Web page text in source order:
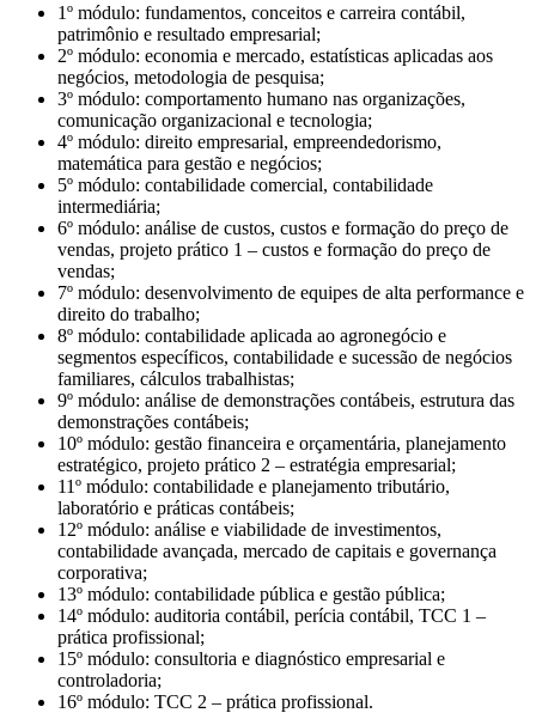
1º módulo: fundamentos, conceitos e carreira contábil,
patrimônio e resultado empresarial;
2º módulo: economia e mercado, estatísticas aplicadas aos
negócios, metodologia de pesquisa;
3º módulo: comportamento humano nas organizações,
comunicação organizacional e tecnologia;
4º módulo: direito empresarial, empreendedorismo,
matemática para gestão e negócios;
5º módulo: contabilidade comercial, contabilidade
intermediária;
6º módulo: análise de custos, custos e formação do preço de
vendas, projeto prático 1 – custos e formação do preço de
vendas;
7º módulo: desenvolvimento de equipes de alta performance e
direito do trabalho;
8º módulo: contabilidade aplicada ao agronegócio e
segmentos específicos, contabilidade e sucessão de negócios
familiares, cálculos trabalhistas;
9º módulo: análise de demonstrações contábeis, estrutura das
demonstrações contábeis;
10º módulo: gestão financeira e orçamentária, planejamento
estratégico, projeto prático 2 – estratégia empresarial;
11º módulo: contabilidade e planejamento tributário,
laboratório e práticas contábeis;
12º módulo: análise e viabilidade de investimentos,
contabilidade avançada, mercado de capitais e governança
corporativa;
13º módulo: contabilidade pública e gestão pública;
14º módulo: auditoria contábil, perícia contábil, TCC 1 –
prática profissional;
15º módulo: consultoria e diagnóstico empresarial e
controladoria;
16º módulo: TCC 2 – prática profissional.